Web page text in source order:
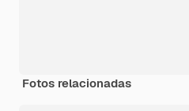
Fotos relacionadas